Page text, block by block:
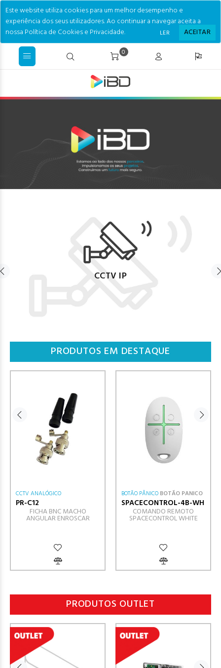
Este website utiliza cookies para um melhor desempenho e
experiência dos seus utilizadores. Ao continuar a navegar aceita a
nossa Política de Cookies e Privacidade.
LER ACEITAR
0
CCTV IP
PRODUTOS EM DESTAQUE
CCTV ANALÓGICO
PR-C12
FICHA BNC MACHO
ANGULAR ENROSCAR
BOTÃO PÂNICO BOTÃO PANICO
SPACECONTROL-4B-WH
COMANDO REMOTO
SPACECONTROL WHITE
PRODUTOS OUTLET